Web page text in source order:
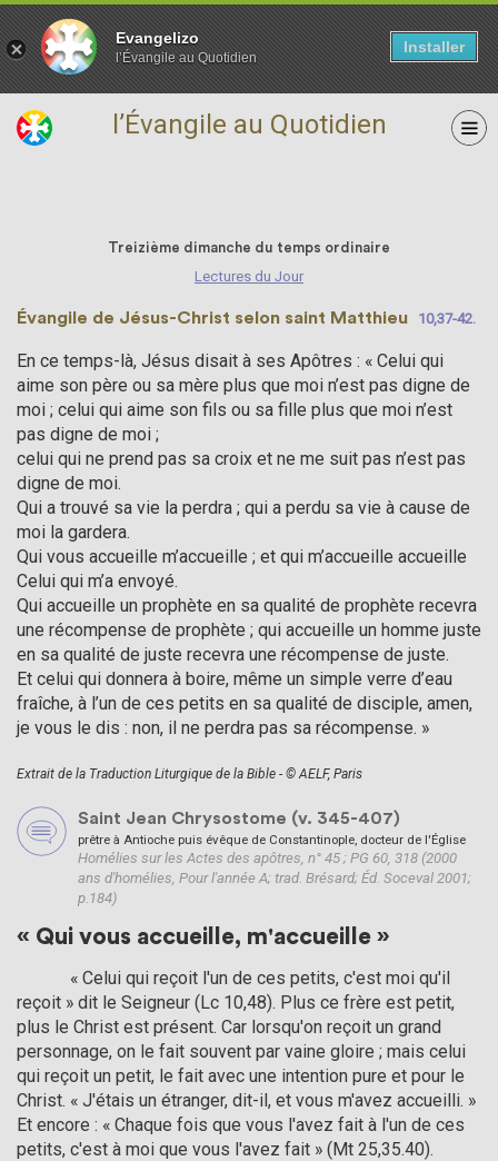
Evangelizo
l’Évangile au Quotidien
Installer
l’Évangile au Quotidien 28 juin
Treizième dimanche du temps ordinaire
Lectures du Jour
Évangile de Jésus-Christ selon saint Matthieu 10,37-42.
En ce temps-là, Jésus disait à ses Apôtres : « Celui qui
aime son père ou sa mère plus que moi n’est pas digne de
moi ; celui qui aime son fils ou sa fille plus que moi n’est
pas digne de moi ;
celui qui ne prend pas sa croix et ne me suit pas n’est pas
digne de moi.
Qui a trouvé sa vie la perdra ; qui a perdu sa vie à cause de
moi la gardera.
Qui vous accueille m’accueille ; et qui m’accueille accueille
Celui qui m’a envoyé.
Qui accueille un prophète en sa qualité de prophète recevra
une récompense de prophète ; qui accueille un homme juste
en sa qualité de juste recevra une récompense de juste.
Et celui qui donnera à boire, même un simple verre d’eau
fraîche, à l’un de ces petits en sa qualité de disciple, amen,
je vous le dis : non, il ne perdra pas sa récompense. »
Extrait de la Traduction Liturgique de la Bible - © AELF, Paris
Saint Jean Chrysostome (v. 345-407)
prêtre à Antioche puis évêque de Constantinople, docteur de l'Église
Homélies sur les Actes des apôtres, n° 45 ; PG 60, 318 (2000
ans d'homélies, Pour l'année A; trad. Brésard; Éd. Soceval 2001;
p.184)
« Qui vous accueille, m'accueille »
reçoit » dit le Seigneur (Lc 10,48). Plus ce frère est petit,
plus le Christ est présent. Car lorsqu'on reçoit un grand
personnage, on le fait souvent par vaine gloire ; mais celui
qui reçoit un petit, le fait avec une intention pure et pour le
Christ. « J'étais un étranger, dit-il, et vous m'avez accueilli. »
Et encore : « Chaque fois que vous l'avez fait à l'un de ces
petits, c'est à moi que vous l'avez fait » (Mt 25,35.40).